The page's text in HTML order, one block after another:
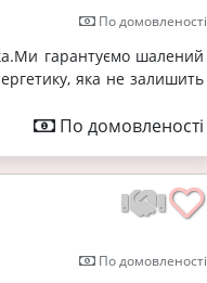
По домовленості
гарантуємо шалений
яка не залишить
По домовленості
По домовленості